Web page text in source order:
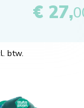
€ 27,
btw.